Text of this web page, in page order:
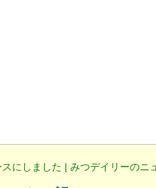
にしました | みつデイリーのニ